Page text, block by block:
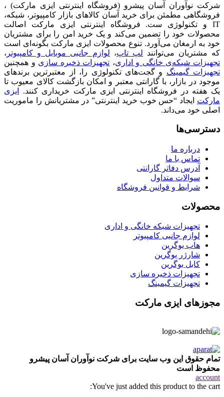
شرکت نوآوران آسان پیشرو (فروشگاه اینترنتی ایزی مارکت) ،
فروشگاهی مطمئن برای خرید آسان کالاهای بازار کامپیوتر، شبکه،
IT و تکنولوژی ست. فروشگاه اینترنتی ایزی مارکت اصالت
محصولات خود را تضمین می‌کند و یک خرید امن را برای مشتریان
خود به ارمغان می‌آورد. تنوع محصولات ایزی مارکت بگونه‌ای است
که مشتریان می‌توانند لپ تاپ، لوازم جانبی موبایل و کامپیوتر ،
تجهیزات شبکه‌ی خانگی و اداری، تجهیزات ذخیره سازی و همچنین
تجهیزات گیمینگ و گجت‌های تکنولوژی را، از معتبرترین برندهای
موجود در بازار، با گارانتی معتبر و امکان بازگشت کالای معیوب تا
یک هفته در فروشگاه اینترنتی ایزی مارکت خریداری کنند.
ایزی
مارکت ایجاد “حس خوب خرید اینترنتی” در مشتریانش را ماموریت
اصلی خود می‌داند.
دسترسی‌ها
درباره ما
تماس با ما
آدرس دفاتر گارانتی
سوالات متداول
شرایط و قوانین فروشگاه
محصولات
تجهیزات شبکه خانگی و اداری
لوازم جانبی کامپیوتر
هاب یوگرین
شارژر یوگرین
کابل یوگرین
تجهیزات ذخیره سازی
تجهیزات گیمینگ
مجوزهای ایزی مارکت
تمام حقوق این وب سایت برای شرکت نوآوران آسان پیشرو
محفوظ است
account
You've just added this product to the cart: